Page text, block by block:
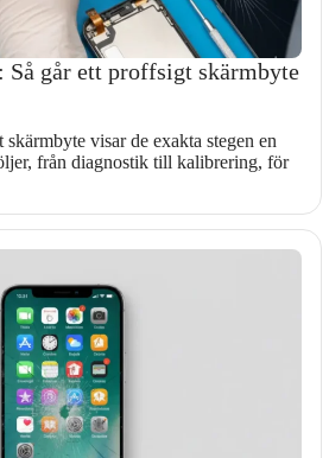
Så går ett proffsigt skärmbyte
visar de exakta stegen en
från diagnostik till kalibrering, för